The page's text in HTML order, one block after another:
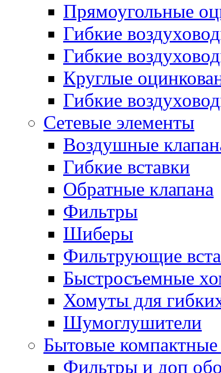
Прямоугольные
Гибкие
Гибкие
Круглые
Гибкие
Сетевые элементы
Воздушные
Гибкие вставки
Обратные клапана
Фильтры
Шиберы
Фильтрующие
Быстросъемные
Хомуты для
Шумоглушители
Бытовые
Фильтры и доп